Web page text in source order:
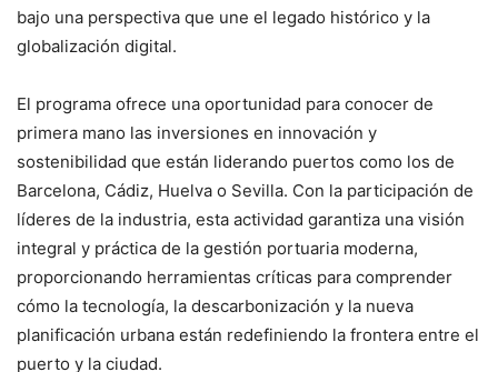
bajo una perspectiva que une el legado histórico y la
globalización digital.
El programa ofrece una oportunidad para conocer de
primera mano las inversiones en innovación y
sostenibilidad que están liderando puertos como los de
Barcelona, Cádiz, Huelva o Sevilla. Con la participación de
líderes de la industria, esta actividad garantiza una visión
integral y práctica de la gestión portuaria moderna,
proporcionando herramientas críticas para comprender
cómo la tecnología, la descarbonización y la nueva
planificación urbana están redefiniendo la frontera entre el
puerto y la ciudad.